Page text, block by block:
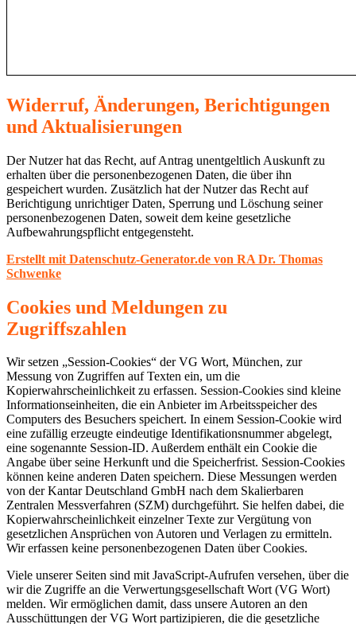
Widerruf, Änderungen, Berichtigungen
und Aktualisierungen
Der Nutzer hat das Recht, auf Antrag unentgeltlich Auskunft zu
erhalten über die personenbezogenen Daten, die über ihn
gespeichert wurden. Zusätzlich hat der Nutzer das Recht auf
Berichtigung unrichtiger Daten, Sperrung und Löschung seiner
personenbezogenen Daten, soweit dem keine gesetzliche
Aufbewahrungspflicht entgegensteht.
Erstellt mit Datenschutz-Generator.de von RA Dr. Thomas
Schwenke
Cookies und Meldungen zu
Zugriffszahlen
Wir setzen „Session-Cookies“ der VG Wort, München, zur
Messung von Zugriffen auf Texten ein, um die
Kopierwahrscheinlichkeit zu erfassen. Session-Cookies sind kleine
Informationseinheiten, die ein Anbieter im Arbeitsspeicher des
Computers des Besuchers speichert. In einem Session-Cookie wird
eine zufällig erzeugte eindeutige Identifikationsnummer abgelegt,
eine sogenannte Session-ID. Außerdem enthält ein Cookie die
Angabe über seine Herkunft und die Speicherfrist. Session-Cookies
können keine anderen Daten speichern. Diese Messungen werden
von der Kantar Deutschland GmbH nach dem Skalierbaren
Zentralen Messverfahren (SZM) durchgeführt. Sie helfen dabei, die
Kopierwahrscheinlichkeit einzelner Texte zur Vergütung von
gesetzlichen Ansprüchen von Autoren und Verlagen zu ermitteln.
Wir erfassen keine personenbezogenen Daten über Cookies.
Viele unserer Seiten sind mit JavaScript-Aufrufen versehen, über die
wir die Zugriffe an die Verwertungsgesellschaft Wort (VG Wort)
melden. Wir ermöglichen damit, dass unsere Autoren an den
Ausschüttungen der VG Wort partizipieren, die die gesetzliche